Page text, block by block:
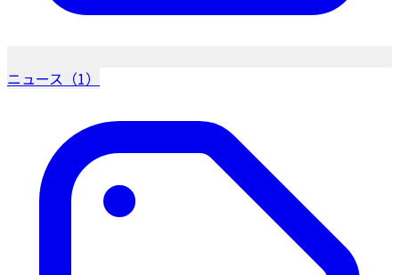
ニュース（1）